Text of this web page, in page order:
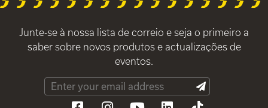
Junte-se à nossa lista de correio e seja o primeiro a
saber sobre novos produtos e actualizações de
eventos.